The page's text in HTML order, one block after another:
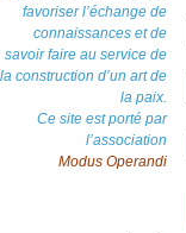
favoriser l’échange de
connaissances et de
savoir faire au service de
la construction d’un art de
la paix.
Ce site est porté par
l’association
Modus Operandi